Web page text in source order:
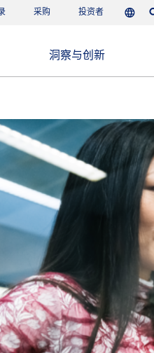
采购 投资者
洞察与创新